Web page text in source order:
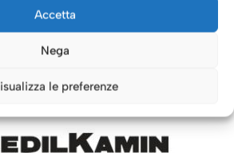
Accetta
Nega
le preferenze
i nostri servizi
Edilkamin